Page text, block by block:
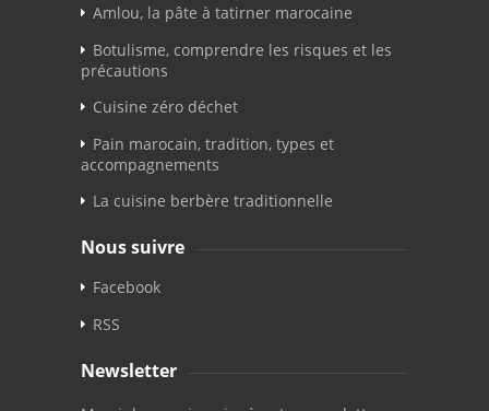
Amlou, la pâte à tatirner marocaine
Botulisme, comprendre les risques et les
précautions
Cuisine zéro déchet
Pain marocain, tradition, types et
accompagnements
La cuisine berbère traditionnelle
Nous suivre
Facebook
RSS
Newsletter